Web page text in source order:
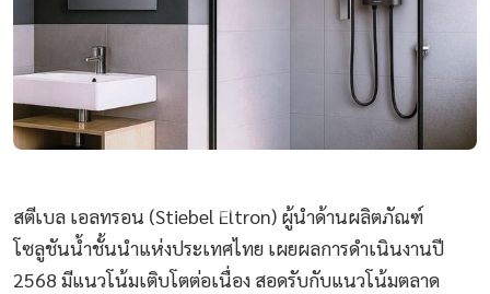
สตีเบล เอลทรอน (Stiebel Eltron) ผู้นำด้านผลิตภัณฑ์
โซลูชันน้ำชั้นนำแห่งประเทศไทย เผยผลการดำเนินงานปี
2568 มีแนวโน้มเติบโตต่อเนื่อง สอดรับกับแนวโน้มตลาด